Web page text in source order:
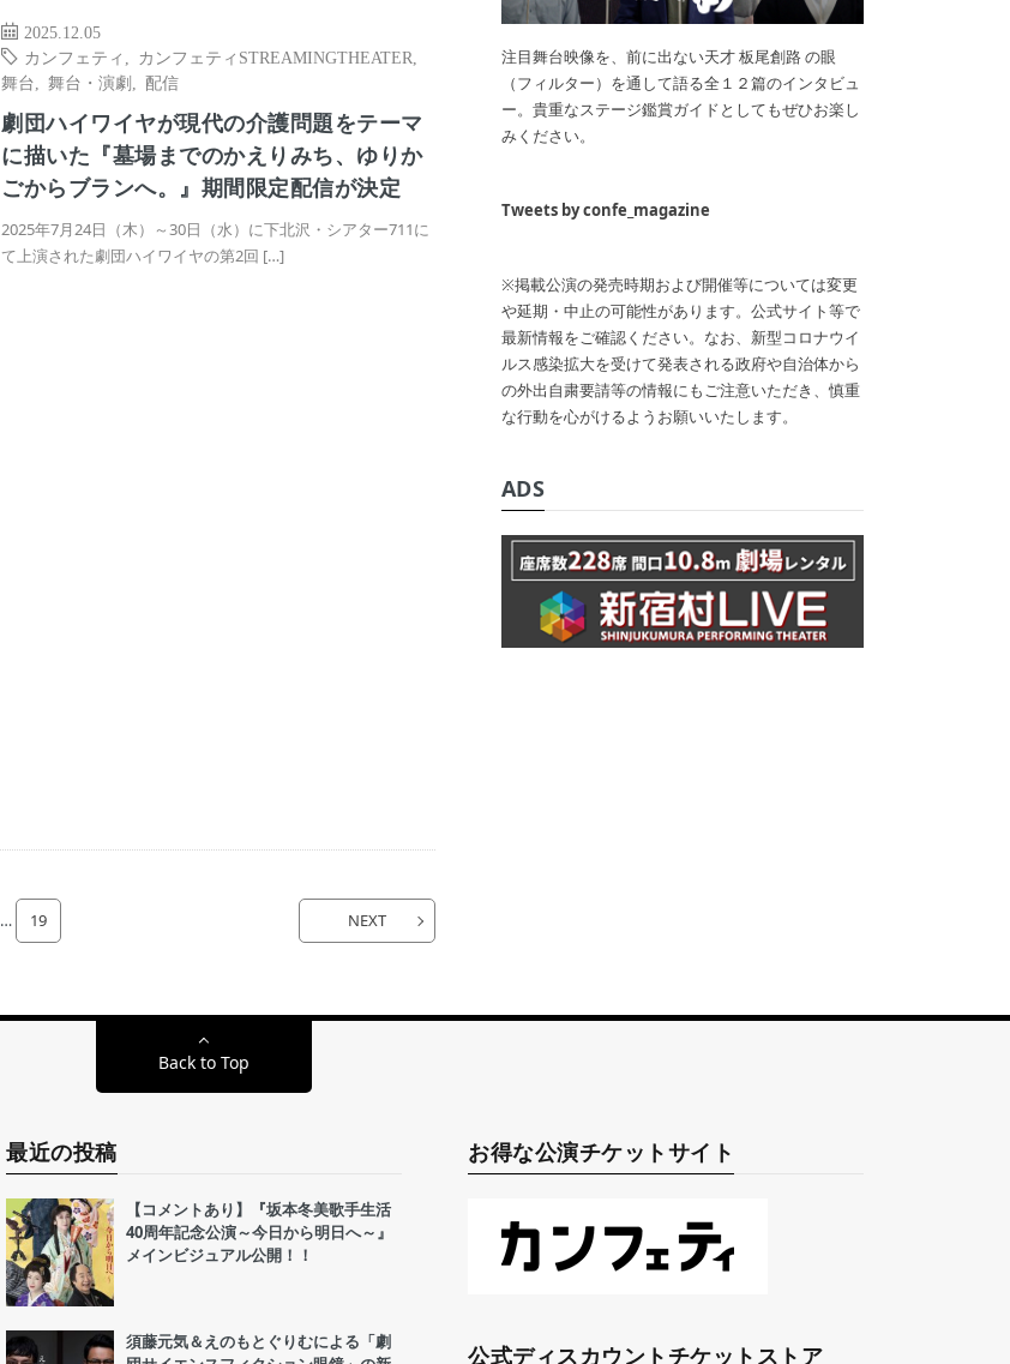
2025.12.05
カンフェティ
カンフェティSTREAMINGTHEATER
舞台 ,舞台・演劇 ,配信
劇団ハイワイヤが現代の介護問題をテーマ
に描いた『墓場までのかえりみち、ゆりか
ごからブランへ。』期間限定配信が決定
2025年7月24日（木）～30日（水）に下北沢・シアター711に
て上演された劇団ハイワイヤの第2回 […]
… 19 NEXT
注目舞台映像を、前に出ない天才 板尾創路 の眼
（フィルター）を通して語る全１２篇のインタビュ
ー。貴重なステージ鑑賞ガイドとしてもぜひお楽し
みください。
Tweets by confe_magazine
※掲載公演の発売時期および開催等については変更
や延期・中止の可能性があります。公式サイト等で
最新情報をご確認ください。なお、新型コロナウイ
ルス感染拡大を受けて発表される政府や自治体から
の外出自粛要請等の情報にもご注意いただき、慎重
な行動を心がけるようお願いいたします。
ADS
Back to Top
最近の投稿
【コメントあり】『坂本冬美歌手生活
40周年記念公演～今日から明日へ～』
メインビジュアル公開！！
須藤元気＆えのもとぐりむによる「劇
お得な公演チケットサイト
公式ディスカウントチケットストア